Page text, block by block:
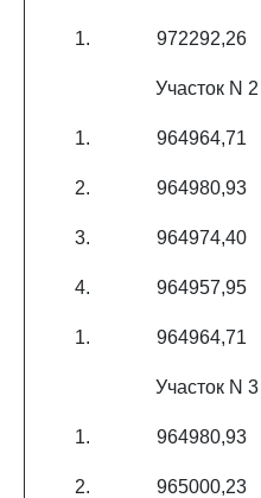
1. 972292,26
Участок N 2
1. 964964,71
2. 964980,93
3. 964974,40
4. 964957,95
1. 964964,71
Участок N 3
1. 964980,93
2. 965000,23